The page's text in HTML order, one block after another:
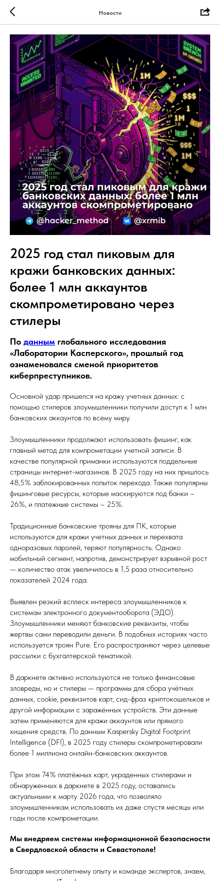
Новости
2025 год стал пиковым для
кражи банковских данных:
более 1 млн аккаунтов
скомпрометировано через
стилеры
По данным глобального исследования
«Лаборатории Касперского», прошлый год
ознаменовался сменой приоритетов
киберпреступников.
Основной удар пришелся на кражу учетных данных: с
помощью стилеров злоумышленники получили доступ к 1 млн
банковских аккаунтов по всему миру.
Злоумышленники продолжают использовать фишинг, как
главный метод для компрометации учетной записи. В
качестве популярной приманки используются поддельные
страницы интернет-магазинов. В 2025 году на них пришлось
48,5% заблокированных попыток перехода. Также популярны
фишинговые ресурсы, которые маскируются под банки –
26%, и платежные системы – 25%.
Традиционные банковские трояны для ПК, которые
используются для кражи учетных данных и перехвата
одноразовых паролей, теряют популярность. Однако
мобильный сегмент, напротив, демонстрирует взрывной рост
— количество атак увеличилось в 1,5 раза относительно
показателей 2024 года.
Выявлен резкий всплеск интереса злоумышленников к
системам электронного документооборота (ЭДО).
Злоумышленники меняют банковские реквизиты, чтобы
жертвы сами переводили деньги. В подобных историях часто
используется троян Pure. Его распространяют через целевые
рассылки с бухгалтерской тематикой.
В даркнете активно используются не только финансовые
зловреды, но и стилеры — программы для сбора учётных
данных, cookie, реквизитов карт, сид-фраз криптокошельков и
другой информации с заражённых устройств. Эти данные
затем применяются для кражи аккаунтов или прямого
хищения средств. По данным Kaspersky Digital Footprint
Intelligence (DFI), в 2025 году стилеры скомпрометировали
более 1 миллиона онлайн-банковских аккаунтов.
При этом 74% платёжных карт, украденных стилерами и
обнаруженных в даркнете в 2025 году, оставались
актуальными к марту 2026 года, что позволяло
злоумышленникам использовать их даже спустя месяцы или
годы после компрометации.
Мы внедряем системы информационной безопасности
в Свердловской области и Севастополе!
Благодаря многолетнему опыту и команде экспертов, знаем,